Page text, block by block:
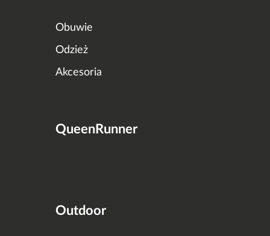
Obuwie
Odzież
Akcesoria
QueenRunner
Outdoor